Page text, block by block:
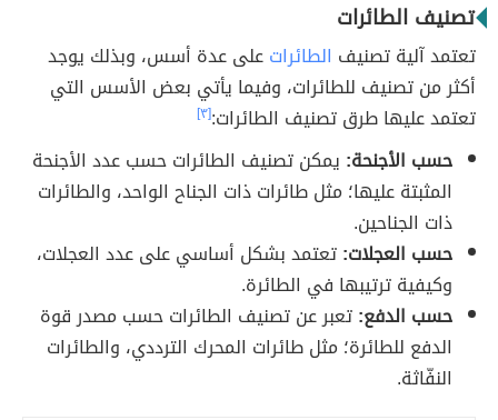
تصنيف الطائرات
تعتمد آلية تصنيف الطائراتعلى عدة أسس، وبذلك يوجد
أكثر من تصنيف للطائرات، وفيما يأتي بعض الأسس التي
تعتمد عليها طرق تصنيف الطائرات:[٣]
حسب الأجنحة: يمكن تصنيف الطائرات حسب عدد الأجنحة
المثبتة عليها؛ مثل طائرات ذات الجناح الواحد، والطائرات
ذات الجناحين.
حسب العجلات:تعتمد بشكل أساسي على عدد العجلات،
وكيفية ترتيبها في الطائرة.
حسب الدفع:تعبر عن تصنيف الطائرات حسب مصدر قوة
الدفع للطائرة؛ مثل طائرات المحرك الترددي، والطائرات
النفّاثة.